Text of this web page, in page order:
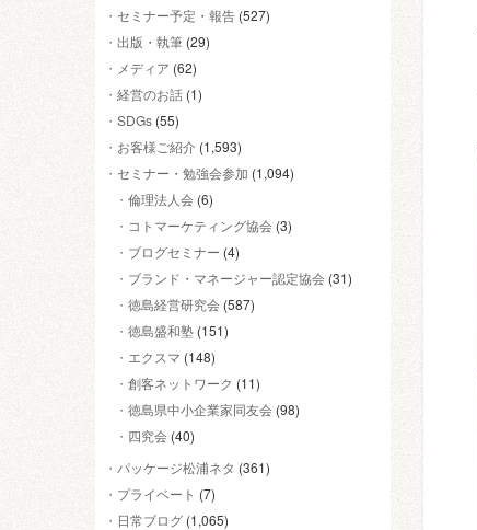
セミナー予定・報告 (527)
出版・執筆 (29)
メディア (62)
経営のお話 (1)
SDGs (55)
お客様ご紹介 (1,593)
セミナー・勉強会参加 (1,094)
倫理法人会 (6)
コトマーケティング協会 (3)
ブログセミナー (4)
ブランド・マネージャー認定協会 (31)
徳島経営研究会 (587)
徳島盛和塾 (151)
エクスマ (148)
創客ネットワーク (11)
徳島県中小企業家同友会 (98)
四究会 (40)
パッケージ松浦ネタ (361)
プライベート (7)
日常ブログ (1,065)